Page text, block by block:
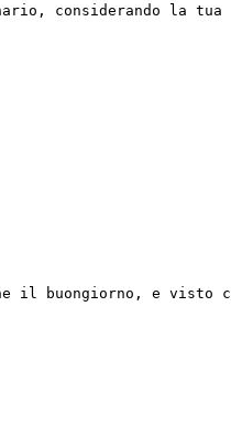
considerando la tua
il buongiorno, e visto